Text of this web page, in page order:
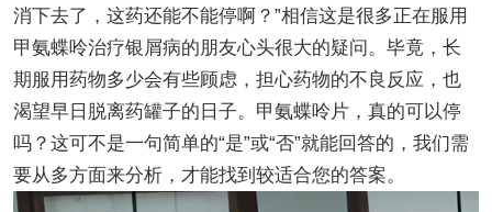
消下去了，这药还能不能停啊？”相信这是很多正在服用
甲氨蝶呤治疗银屑病的朋友心头很大的疑问。毕竟，长
期服用药物多少会有些顾虑，担心药物的不良反应，也
渴望早日脱离药罐子的日子。甲氨蝶呤片，真的可以停
吗？这可不是一句简单的“是”或“否”就能回答的，我们需
要从多方面来分析，才能找到较适合您的答案。